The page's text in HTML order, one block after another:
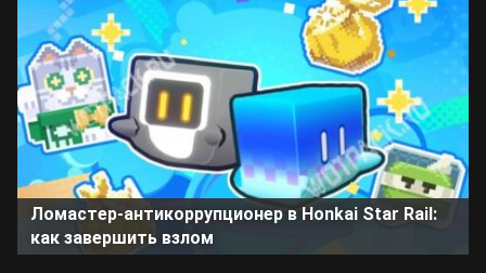
Ломастер-антикоррупционер в Honkai Star Rail:
как завершить взлом